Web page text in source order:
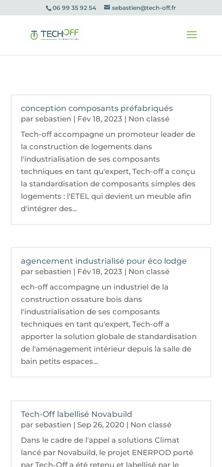
06 99 35 92 54 sebastien@tech-off.fr
conception composants préfabriqués
parsebastien | Fév 18, 2023 | Non classé
Tech-off accompagne un promoteur leader de
la construction de logements dans
l'industrialisation de ses composants
techniques en tant qu'expert, Tech-off a conçu
la standardisation de composants simples des
logements : l'ETEL qui devient un meuble afin
d'intégrer des...
agencement industrialisé pour éco lodge
parsebastien | Fév 18, 2023 | Non classé
ech-off accompagne un industriel de la
construction ossature bois dans
l'industrialisation de ses composants
techniques en tant qu'expert, Tech-off a
apporter la solution globale de standardisation
de l'aménagement intérieur depuis la salle de
bain petits espaces...
Tech-Off labellisé Novabuild
parsebastien |Sep 26, 2020 | Non classé
Dans le cadre de l'appel a solutions Climat
lancé par Novabuild, le projet ENERPOD porté
par Tech-Off a été retenu et labellisé par le